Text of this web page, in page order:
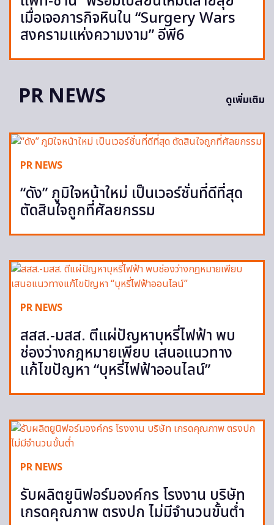
เมื่อเจอภารกิจหินใน “Surgery Wars
สงครามแห่งความงาม” อีพี6
PR NEWS ดูเพิ่มเติม
PR NEWS
“ดัง” ภูมิใจหน้าใหม่ เป็นเวอร์ชั่นที่ดีที่สุด
ตัดสินใจถูกที่ศัลยกรรม
PR NEWS
สสส.-มสส. ตีแผ่ปัญหาบุหรี่ไฟฟ้า พบ
ช่องว่างกฎหมายเพียบ เสนอแนวทาง
แก้ไขปัญหา “บุหรี่ไฟฟ้าออนไลน์”
PR NEWS
รับผลิตยูนิฟอร์มองค์กร โรงงาน บริษัท
เกรดคุณภาพ ตรงปก ไม่มีจำนวนขั้นต่ำ